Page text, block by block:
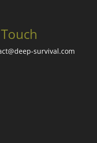
survival.com